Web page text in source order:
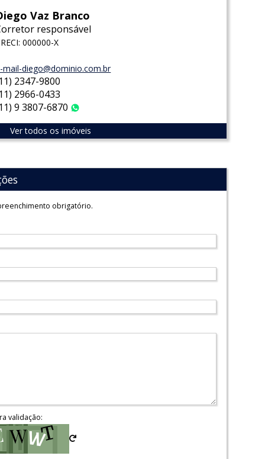
Vaz Branco
responsável
000000-X
mail-diego@dominio.com.br
2347-9800
2966-0433
9 3807-6870
Ver todos os imóveis
obrigatório.
validação: